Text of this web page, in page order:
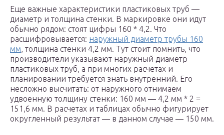
Еще важные характеристики пластиковых труб —
диаметр и толщина стенки. В маркировке они идут
обычно рядом: стоят цифры 160 * 4,2. Что
расшифровывается: наружный диаметр трубы 160
мм, толщина стенки 4,2 мм. Тут стоит помнить, что
производители указывают наружный диаметр
пластиковых труб, а при многих расчетах и
планировании требуется знать внутренний. Его
несложно высчитать: от наружного отнимаем
удвоенную толщину стенки: 160 мм — 4,2 мм * 2 =
151,6 мм. В расчетах и таблицах обычно фигурирует
округленный результат — в данном случае — 150 мм.